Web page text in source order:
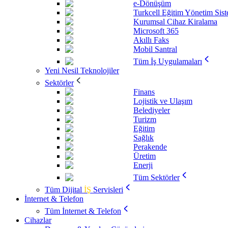
e-Dönüşüm
Turkcell Eğitim Yönetim
Kurumsal Cihaz Kiralama
Microsoft 365
Akıllı Faks
Mobil Santral
Tüm İş Uygulamaları
Yeni Nesil Teknolojiler
Sektörler
Finans
Lojistik ve Ulaşım
Belediyeler
Turizm
Eğitim
Sağlık
Perakende
Üretim
Enerji
Tüm Sektörler
Tüm Dijital İŞ Servisleri
İnternet & Telefon
Tüm İnternet & Telefon
Cihazlar